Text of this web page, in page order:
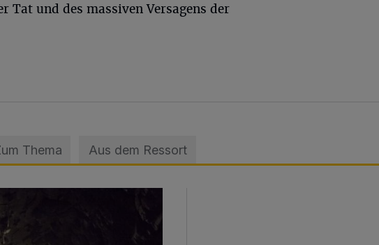
Tat und des massiven Versagens der
Thema Aus dem Ressort